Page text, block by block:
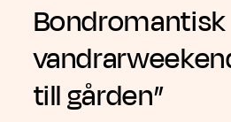
Bondromantisk
till gården”